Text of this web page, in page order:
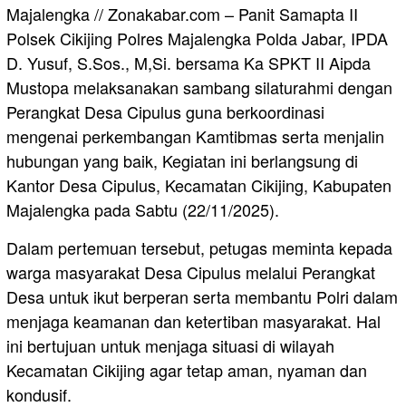
Majalengka // Zonakabar.com – Panit Samapta II
Polsek Cikijing Polres Majalengka Polda Jabar, IPDA
D. Yusuf, S.Sos., M,Si. bersama Ka SPKT II Aipda
Mustopa melaksanakan sambang silaturahmi dengan
Perangkat Desa Cipulus guna berkoordinasi
mengenai perkembangan Kamtibmas serta menjalin
hubungan yang baik, Kegiatan ini berlangsung di
Kantor Desa Cipulus, Kecamatan Cikijing, Kabupaten
Majalengka pada Sabtu (22/11/2025).
Dalam pertemuan tersebut, petugas meminta kepada
warga masyarakat Desa Cipulus melalui Perangkat
Desa untuk ikut berperan serta membantu Polri dalam
menjaga keamanan dan ketertiban masyarakat. Hal
ini bertujuan untuk menjaga situasi di wilayah
Kecamatan Cikijing agar tetap aman, nyaman dan
kondusif.